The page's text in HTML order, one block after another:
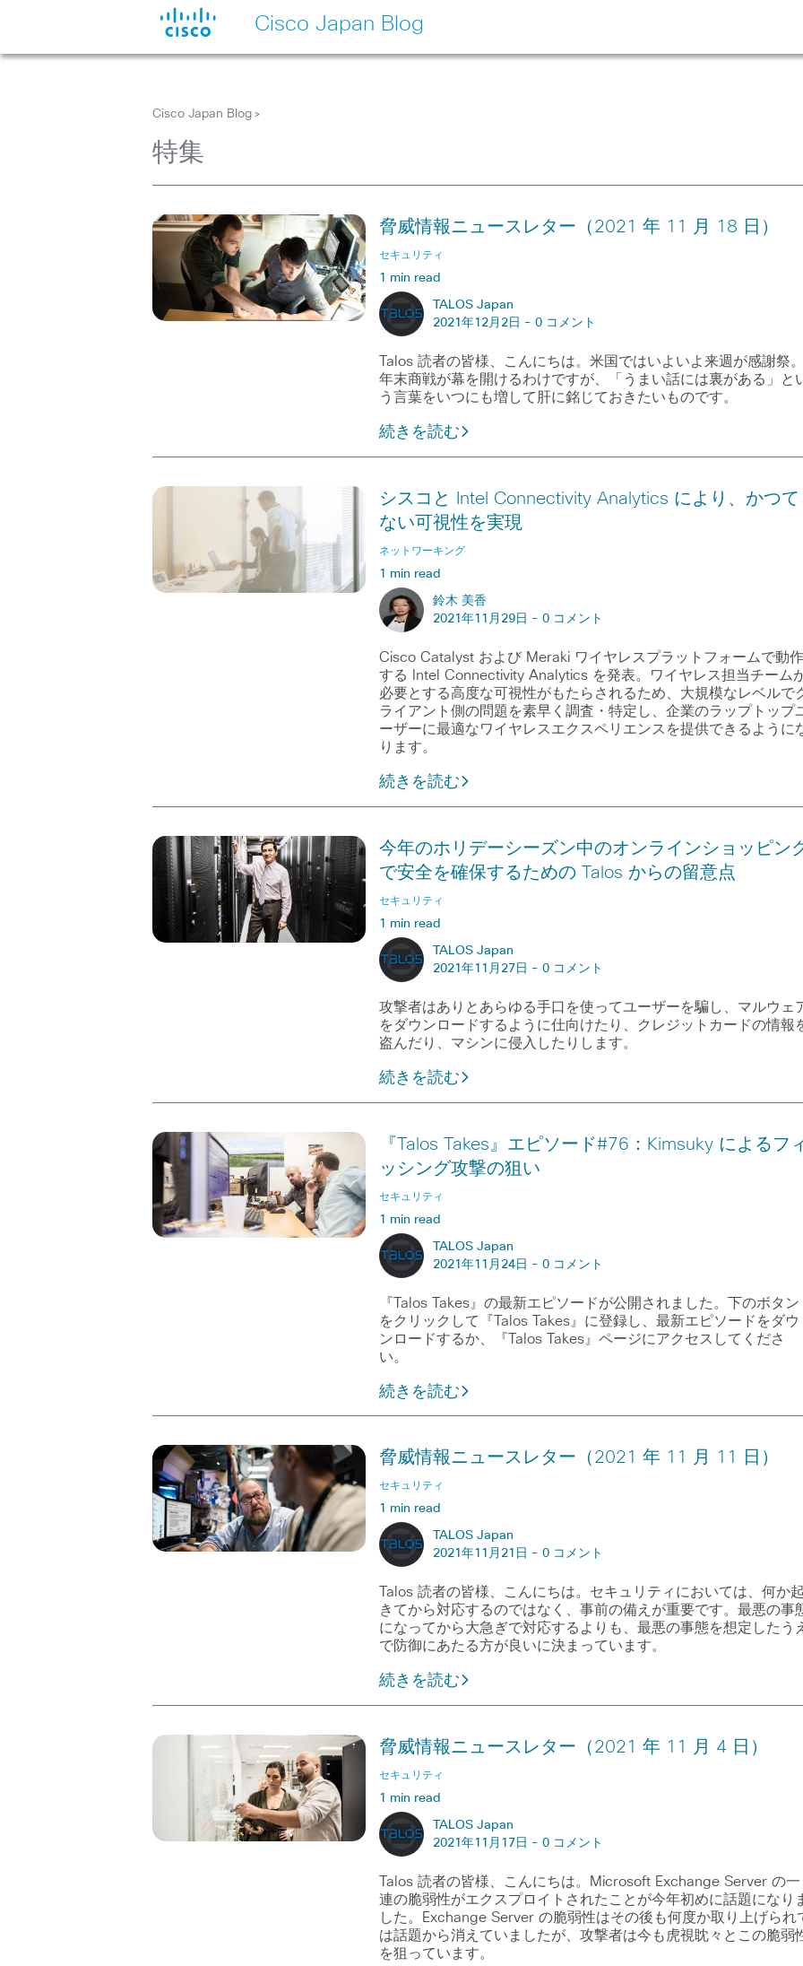
Cisco Japan Blog
Cisco Japan Blog >
特集
脅威情報ニュースレター（2021 年 11 月 18 日）
セキュリティ
1 min read
TALOS Japan
2021年12月2日 - 0 コメント
Talos 読者の皆様、こんにちは。米国ではいよいよ来週が感謝祭。
年末商戦が幕を開けるわけですが、「うまい話には裏がある」と
う言葉をいつにも増して肝に銘じておきたいものです。
続きを読む
シスコと Intel Connectivity Analytics により、かつて
ない可視性を実現
ネットワーキング
1 min read
鈴木 美香
2021年11月29日 - 0 コメント
Cisco Catalyst および Meraki ワイヤレスプラットフォームで動作
する Intel Connectivity Analytics を発表。ワイヤレス担当チーム
必要とする高度な可視性がもたらされるため、大規模なレベルで
ライアント側の問題を素早く調査・特定し、企業のラップトップ
ーザーに最適なワイヤレスエクスペリエンスを提供できるように
ります。
続きを読む
今年のホリデーシーズン中のオンラインショッピン
で安全を確保するための Talos からの留意点
セキュリティ
1 min read
TALOS Japan
2021年11月27日 - 0 コメント
攻撃者はありとあらゆる手口を使ってユーザーを騙し、マルウェ
をダウンロードするように仕向けたり、クレジットカードの情報
盗んだり、マシンに侵入したりします。
続きを読む
『Talos Takes』エピソード#76：Kimsuky によるフ
ッシング攻撃の狙い
セキュリティ
1 min read
TALOS Japan
2021年11月24日 - 0 コメント
『Talos Takes』の最新エピソードが公開されました。下のボタン
をクリックして『Talos Takes』に登録し、最新エピソードをダウ
ンロードするか、『Talos Takes』ページにアクセスしてくださ
い。
続きを読む
脅威情報ニュースレター（2021 年 11 月 11 日）
セキュリティ
1 min read
TALOS Japan
2021年11月21日 - 0 コメント
Talos 読者の皆様、こんにちは。セキュリティにおいては、何か起
きてから対応するのではなく、事前の備えが重要です。最悪の事
になってから大急ぎで対応するよりも、最悪の事態を想定したう
で防御にあたる方が良いに決まっています。
続きを読む
脅威情報ニュースレター（2021 年 11 月 4 日）
セキュリティ
1 min read
TALOS Japan
2021年11月17日 - 0 コメント
Talos 読者の皆様、こんにちは。Microsoft Exchange Server の一
連の脆弱性がエクスプロイトされたことが今年初めに話題になり
した。Exchange Server の脆弱性はその後も何度か取り上げられ
は話題から消えていましたが、攻撃者は今も虎視眈々とこの脆弱
を狙っています。